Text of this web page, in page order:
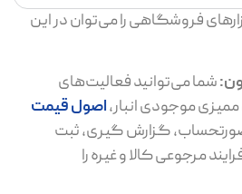
فروشگاهی را می‌توان در این
شما می‌توانید فعالیت‌های
موجودی انبار،اصول قیمت
گزارش گیری، ثبت
مرجوعی کالا و غیره را